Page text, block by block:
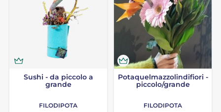
Sushi - da piccolo a
grande
FILODIPOTA
Potaquelmazzolindifiori -
piccolo/grande
FILODIPOTA